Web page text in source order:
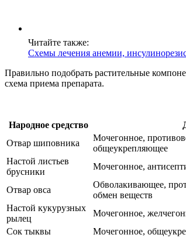
Читайте также:
Схемы лечения анемии,
Правильно подобрать растительные
схема приема препарата.
Народное средство
Отвар шиповника
Мочегонное,
общеукрепляющее
Настой листьев
брусники
Мочегонное,
Отвар овса
Обволакивающее,
обмен веществ
Настой кукурузных
рылец
Мочегонное,
Сок тыквы
Мочегонное,